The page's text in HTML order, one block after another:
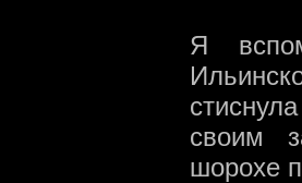
Я
своим
шорохе